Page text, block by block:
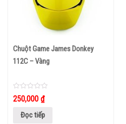
Chuột Game James Donkey
112C – Vàng
0
out
250,000 ₫
Đọc tiếp